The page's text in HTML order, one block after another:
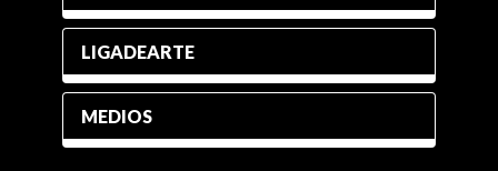
LIGADEARTE
MEDIOS